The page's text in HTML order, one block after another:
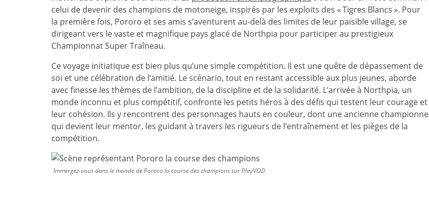
celui de devenir des champions de motoneige, inspirés par les exploits des « Tigres Blancs ». Pour
la première fois, Pororo et ses amis s’aventurent au-delà des limites de leur paisible village, se
dirigeant vers le vaste et magnifique pays glacé de Northpia pour participer au prestigieux
Championnat Super Traîneau.
Ce voyage initiatique est bien plus qu’une simple compétition. Il est une quête de dépassement de
soi et une célébration de l’amitié. Le scénario, tout en restant accessible aux plus jeunes, aborde
avec finesse les thèmes de l’ambition, de la discipline et de la solidarité. L’arrivée à Northpia, un
monde inconnu et plus compétitif, confronte les petits héros à des défis qui testent leur courage et
leur cohésion. Ils y rencontrent des personnages hauts en couleur, dont une ancienne championne
qui devient leur mentor, les guidant à travers les rigueurs de l’entraînement et les pièges de la
compétition.
Immergez-vous dans le monde de Pororo la course des champions sur PlayVOD